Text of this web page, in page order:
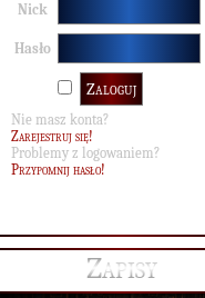
Nick
Hasło
Nie masz konta?
Zarejestruj się!
Problemy z logowaniem?
Przypomnij hasło!
Zapisy